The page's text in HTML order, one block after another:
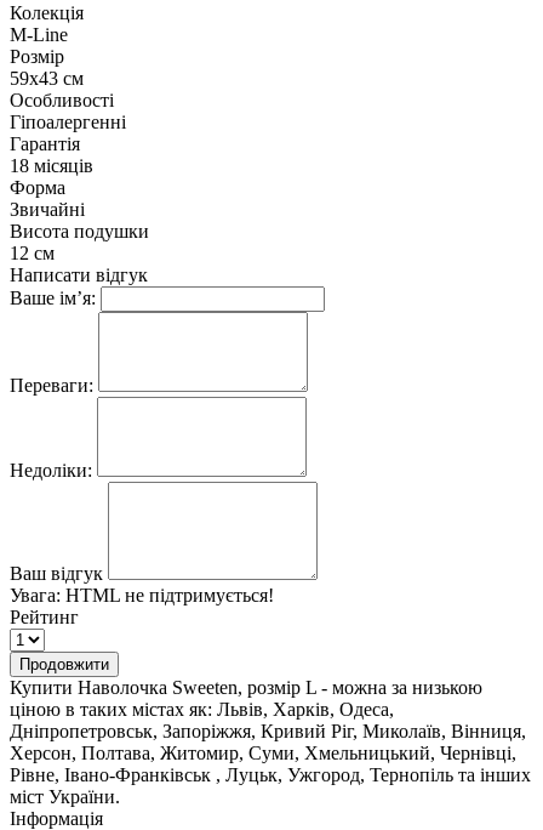
Колекція
M-Line
Розмір
59x43 см
Особливості
Гіпоалергенні
Гарантія
18 місяців
Форма
Звичайні
Висота подушки
12 см
Написати відгук
Ваше ім’я:
Переваги:
Недоліки:
Ваш відгук
Увага: HTML не підтримується!
Рейтинг
Продовжити
Купити Наволочка Sweeten, розмір L - можна за низькою
ціною в таких містах як: Львів, Харків, Одеса,
Дніпропетровськ, Запоріжжя, Кривий Ріг, Миколаїв, Вінниця,
Херсон, Полтава, Житомир, Суми, Хмельницький, Чернівці,
Рівне, Івано-Франківськ , Луцьк, Ужгород, Тернопіль та інших
міст України.
Інформація